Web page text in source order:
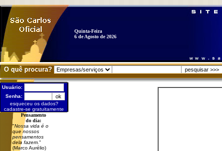
Quinta-Feira
6 de Agosto de 2026
O quê procura?
Usuário:
Senha:
esqueceu os dados?
cadastre-se gratuitamente
Pensamento
do dia:
"Nossa vida é o
que nossos
pensamentos
dela fazem. "
(Marco Aurélio)